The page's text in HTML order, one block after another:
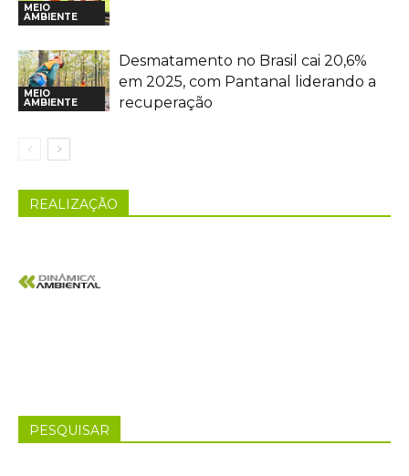
MEIO
AMBIENTE
MEIO
AMBIENTE
Desmatamento no Brasil cai 20,6%
em 2025, com Pantanal liderando a
recuperação
REALIZAÇÃO
PESQUISAR